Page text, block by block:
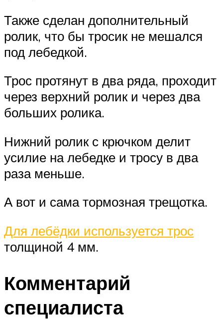
Также сделан дополнительный
ролик, что бы тросик не мешался
под лебедкой.
Трос протянут в два ряда, проходит
через верхний ролик и через два
больших ролика.
Нижний ролик с крючком делит
усилие на лебедке и тросу в два
раза меньше.
А вот и сама тормозная трещотка.
Для лебёдки используется трос
толщиной 4 мм.
Комментарий
специалиста